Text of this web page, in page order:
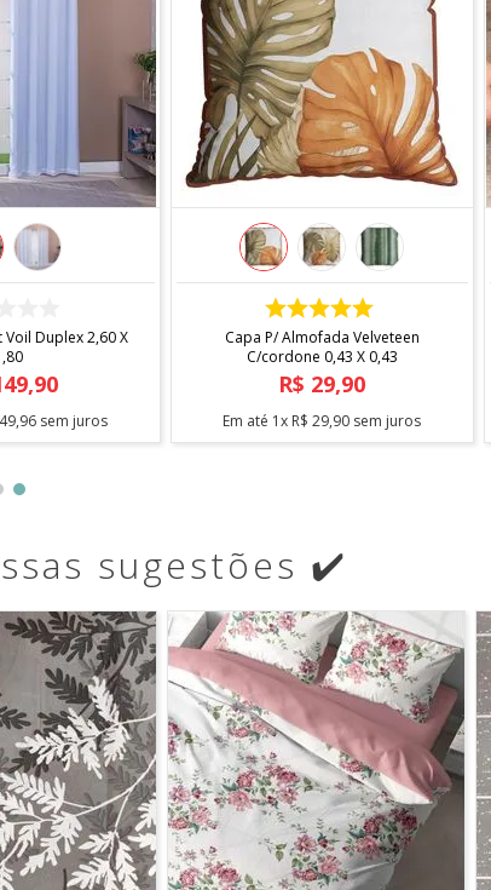
Duplex 2,60 X
,90
49,96sem juros
COMPRAR
Capa P/ Almofada Velveteen
C/cordone 0,43 X 0,43
R$ 29,90
Em até 1x R$ 29,90 sem juros
sugestões ✔️